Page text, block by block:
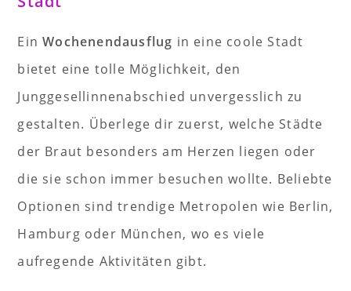
EinWochenendausflug in eine coole Stadt
bietet eine tolle Möglichkeit, den
Junggesellinnenabschied unvergesslich zu
gestalten. Überlege dir zuerst, welche Städte
der Braut besonders am Herzen liegen oder
die sie schon immer besuchen wollte. Beliebte
Optionen sind trendige Metropolen wie Berlin,
Hamburg oder München, wo es viele
aufregende Aktivitäten gibt.